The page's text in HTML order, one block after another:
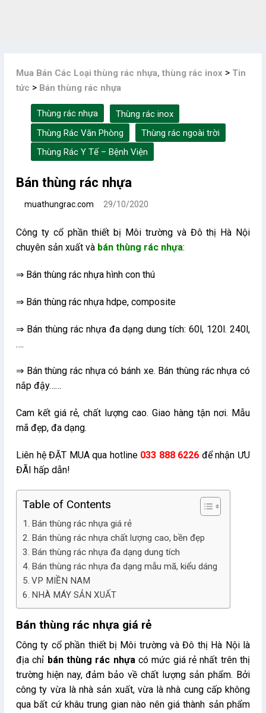
Mua Bán Các Loại thùng rác nhựa, thùng rác inox > Tin
tức > Bán thùng rác nhựa
Thùng rác nhựa
Thùng rác inox
Thùng Rác Văn Phòng
Thùng rác ngoài trời
Thùng Rác Y Tế – Bệnh Viện
Bán thùng rác nhựa
muathungrac.com 29/10/2020
Công ty cổ phần thiết bị Môi trường và Đô thị Hà Nội
chuyên sản xuất và bán thùng rác nhựa:
⇒ Bán thùng rác nhựa hình con thú
⇒ Bán thùng rác nhựa hdpe, composite
⇒ Bán thùng rác nhựa đa dạng dung tích: 60l, 120l. 240l,
….
⇒ Bán thùng rác nhựa có bánh xe. Bán thùng rác nhựa có
nắp đậy……
Cam kết giá rẻ, chất lượng cao. Giao hàng tận nơi. Mẫu
mã đẹp, đa dạng.
Liên hệ ĐẶT MUA qua hotline 033 888 6226 để nhận ƯU
ĐÃI hấp dẫn!
Table of Contents
Bán thùng rác nhựa giá rẻ
Bán thùng rác nhựa chất lượng cao, bền đẹp
Bán thùng rác nhựa đa dạng dung tích
Bán thùng rác nhựa đa dạng mẫu mã, kiểu dáng
VP MIỀN NAM
NHÀ MÁY SẢN XUẤT
Bán thùng rác nhựa giá rẻ
Công ty cổ phần thiết bị Môi trường và Đô thị Hà Nội là
địa chỉ bán thùng rác nhựacó mức giá rẻ nhất trên thị
trường hiện nay, đảm bảo về chất lượng sản phẩm. Bởi
công ty vừa là nhà sản xuất, vừa là nhà cung cấp không
qua bất cứ khâu trung gian nào nên giá thành sản phẩm